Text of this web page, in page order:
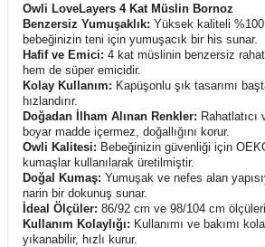
Owli LoveLayers 4 Kat Müslin Bornoz
Benzersiz Yumuşaklık: Yüksek kaliteli
bebeğinizin teni için yumuşacık bir his sunar.
Hafif ve Emici: 4 kat müslinin benzersiz
hem de süper emicidir.
Kolay Kullanım: Kapüşonlu şık tasarımı
hızlandırır.
Doğadan İlham Alınan Renkler:
boyar madde içermez, doğallığını korur.
Owli Kalitesi: Bebeğinizin güvenliği için
kumaşlar kullanılarak üretilmiştir.
Doğal Kumaş: Yumuşak ve nefes alan
narin bir dokunuş sunar.
İdeal Ölçüler: 86/92 cm ve 98/104 cm
Kullanım Kolaylığı: Kullanımı ve bakımı
yıkanabilir, hızlı kurur.